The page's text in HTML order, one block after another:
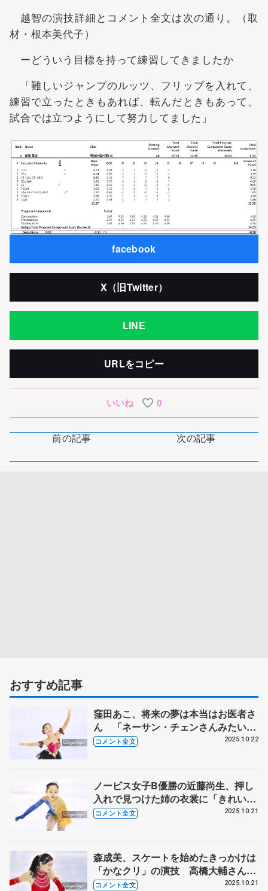
越智の演技詳細とコメント全文は次の通り。（取
材・根本美代子）
ーどういう目標を持って練習してきましたか
「難しいジャンプのルッツ、フリップを入れて、
練習で立ったときもあれば、転んだときもあって、
試合では立つようにして努力してました」
facebook
X（旧Twitter）
LINE
URLをコピー
いいね 0
前の記事 次の記事
おすすめ記事
窪田あこ、将来の夢は本当はお医者さ
ん 「ネーサン・チェンさんみたいに
オリンピックに出て、そこからメダル
コメント全文 2025.10.22
ノービス女子B優勝の近藤尚生、押し
入れで見つけた姉の衣裳に「きれいだ
な、やりたい」と思ったのがきっかけ
コメント全文 2025.10.21
森成美、スケートを始めたきっかけは
「かなクリ」の演技 高橋大輔さんの
シングルからの転向に憧れも【全日本
コメント全文 2025.10.21